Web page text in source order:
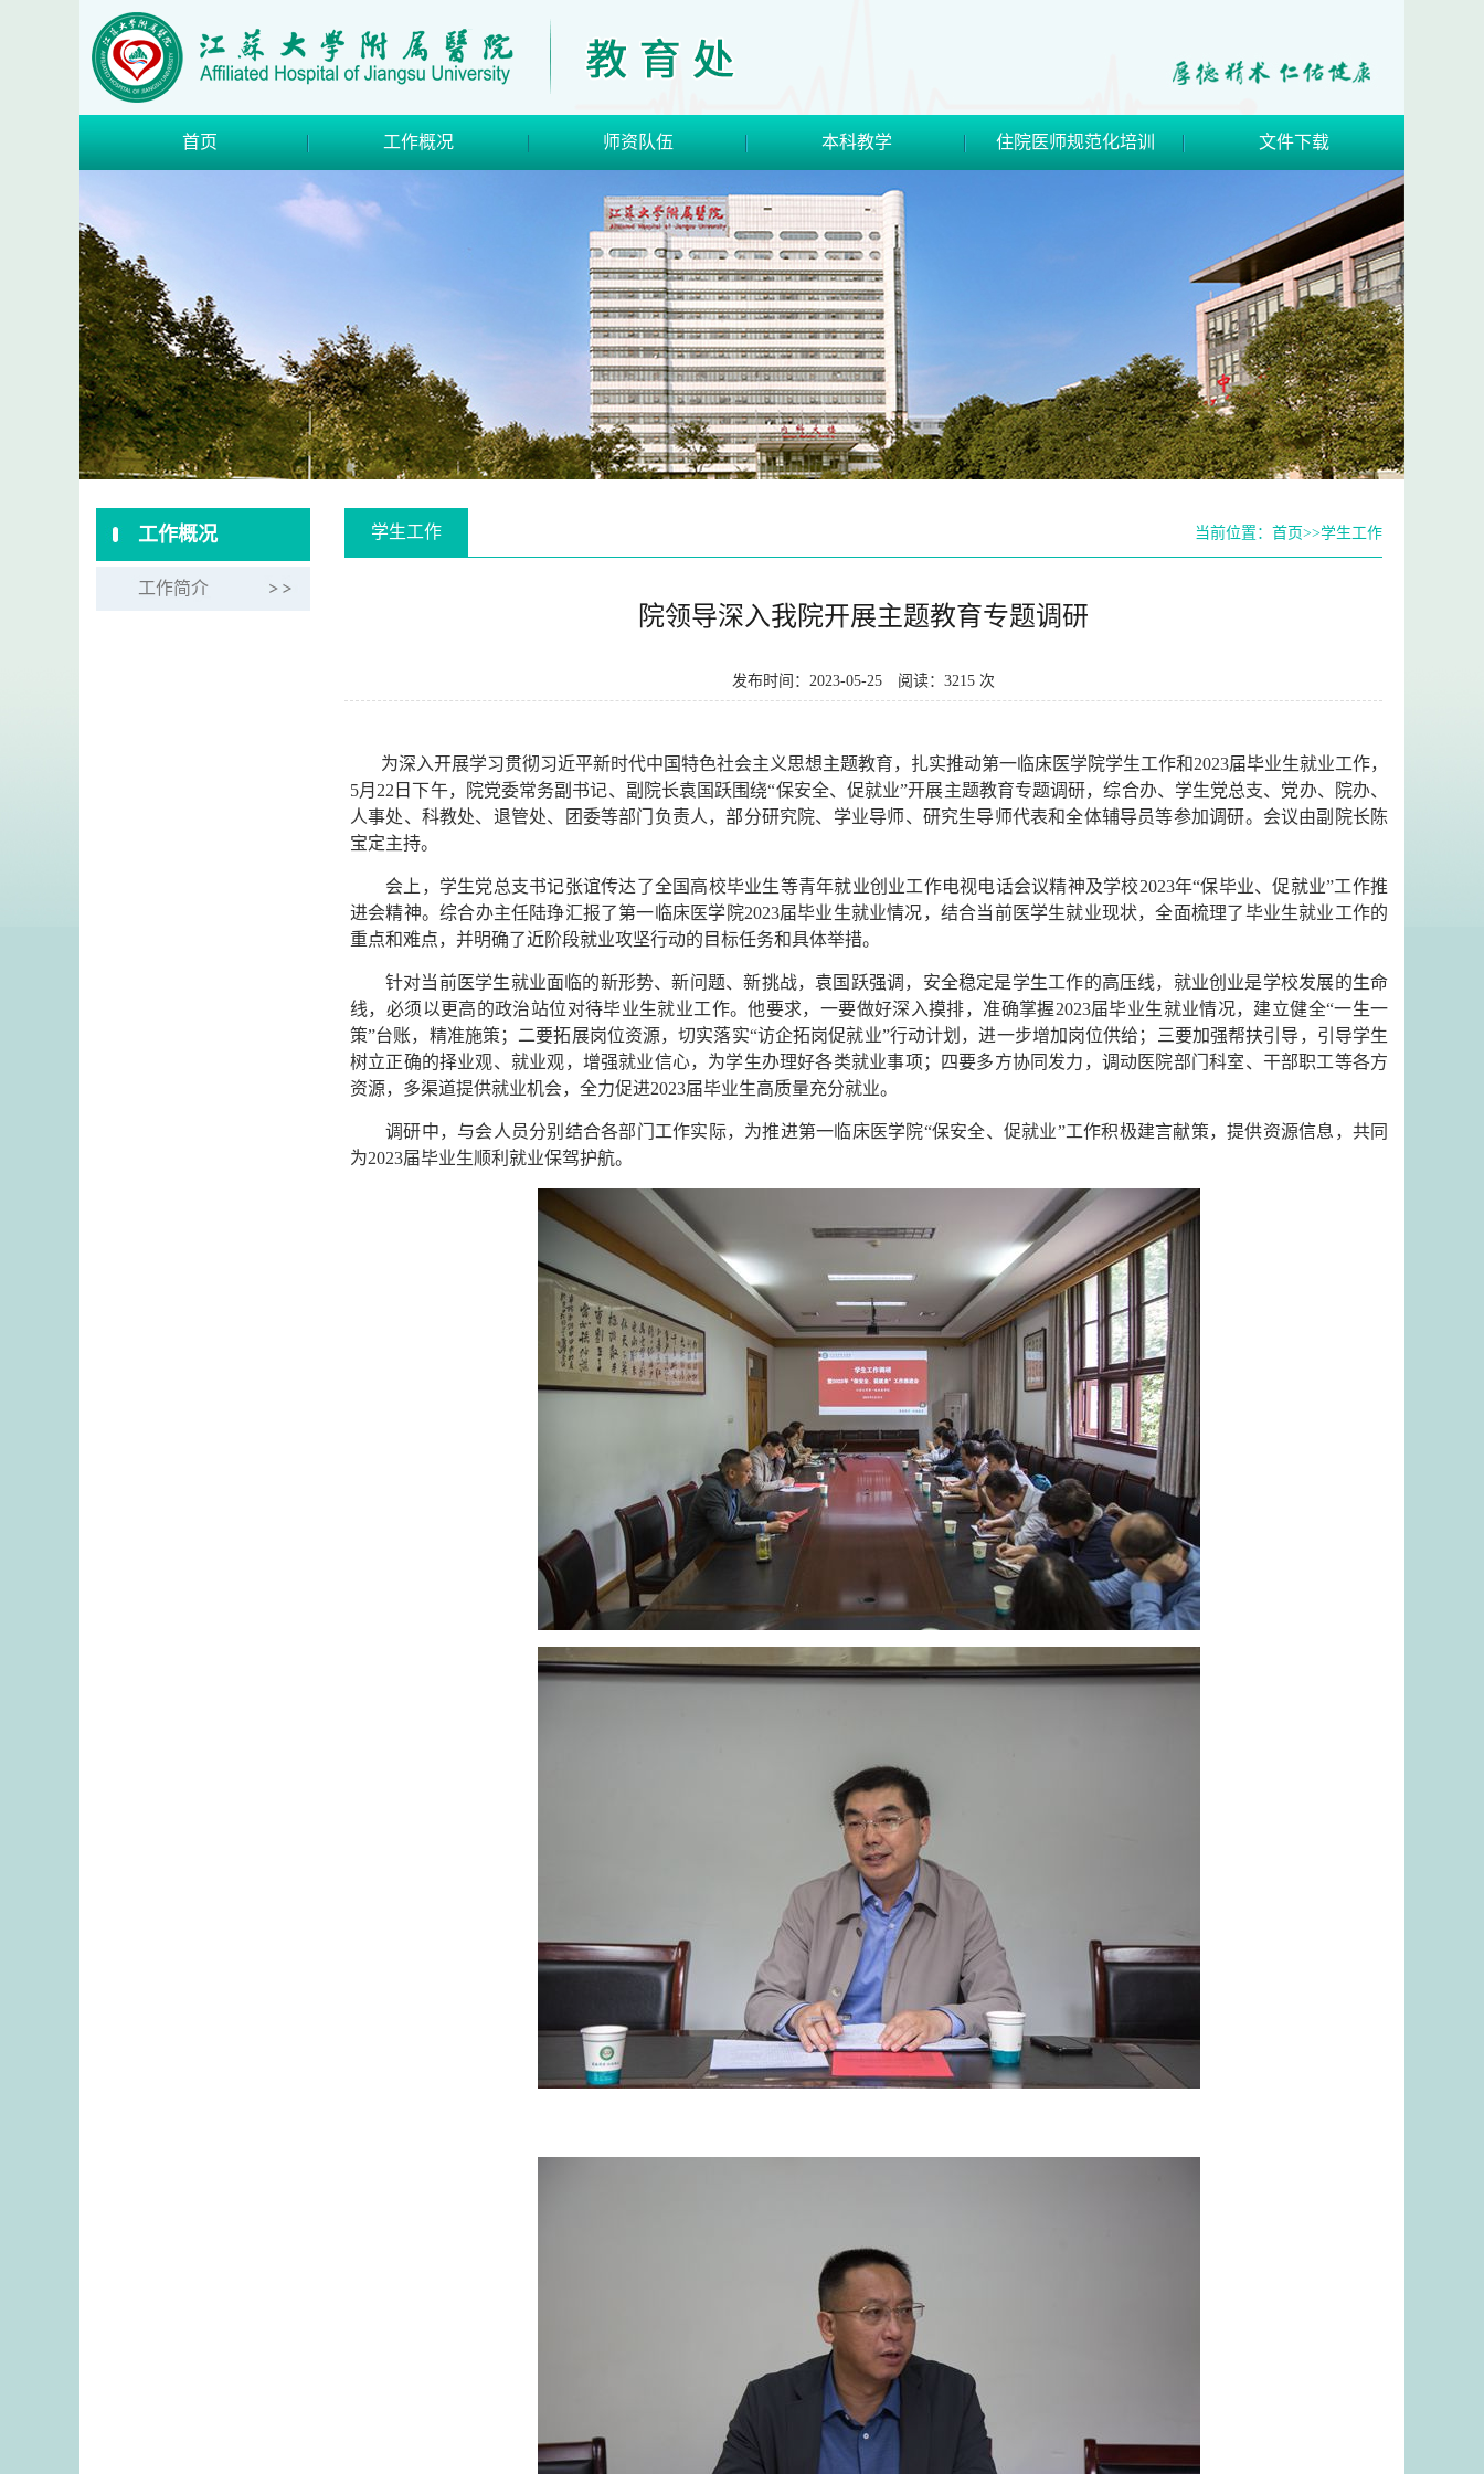
首页 工作概况 师资队伍 本科教学 住院医师规范化培训 文件下载
工作概况
工作简介
学生工作 当前位置： 首页>>学生工作
院领导深入我院开展主题教育专题调研
发布时间：2023-05-25 阅读：3215 次
为深入开展学习贯彻习近平新时代中国特色社会主义思想主题教育，扎实推动第一临床医学院学生工作和2023届毕业生就业工作，
5月22日下午，院党委常务副书记、副院长袁国跃围绕“保安全、促就业”开展主题教育专题调研，综合办、学生党总支、党办、院办、
人事处、科教处、退管处、团委等部门负责人，部分研究院、学业导师、研究生导师代表和全体辅导员等参加调研。会议由副院长陈
宝定主持。
会上，学生党总支书记张谊传达了全国高校毕业生等青年就业创业工作电视电话会议精神及学校2023年“保毕业、促就业”工作推
进会精神。综合办主任陆琤汇报了第一临床医学院2023届毕业生就业情况，结合当前医学生就业现状，全面梳理了毕业生就业工作的
重点和难点，并明确了近阶段就业攻坚行动的目标任务和具体举措。
针对当前医学生就业面临的新形势、新问题、新挑战，袁国跃强调，安全稳定是学生工作的高压线，就业创业是学校发展的生命
线，必须以更高的政治站位对待毕业生就业工作。他要求，一要做好深入摸排，准确掌握2023届毕业生就业情况，建立健全“一生一
策”台账，精准施策；二要拓展岗位资源，切实落实“访企拓岗促就业”行动计划，进一步增加岗位供给；三要加强帮扶引导，引导学生
树立正确的择业观、就业观，增强就业信心，为学生办理好各类就业事项；四要多方协同发力，调动医院部门科室、干部职工等各方
资源，多渠道提供就业机会，全力促进2023届毕业生高质量充分就业。
调研中，与会人员分别结合各部门工作实际，为推进第一临床医学院“保安全、促就业”工作积极建言献策，提供资源信息，共同
为2023届毕业生顺利就业保驾护航。